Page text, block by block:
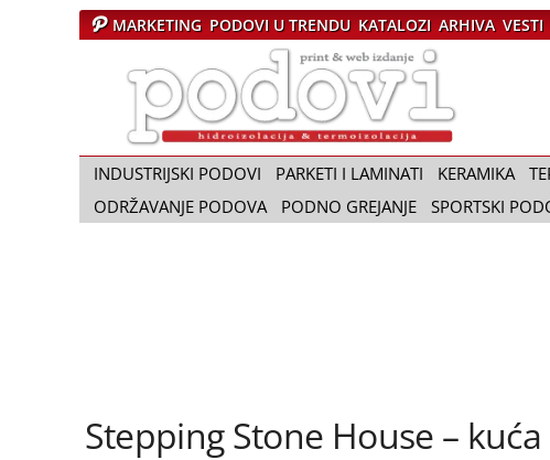
MARKETING PODOVI U TRENDU KATALOZI ARHIVA VESTI
a
p
i
P
INDUSTRIJSKI PODOVI PARKETI I LAMINATI KERAMIKA
ODRŽAVANJE PODOVA
PODNO GREJANJE SPORTSKI
Stepping Stone House –